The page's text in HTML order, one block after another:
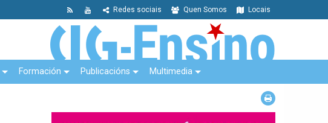
Locais
Quen Somos
Redes sociais
Formación Publicacións Multimedia